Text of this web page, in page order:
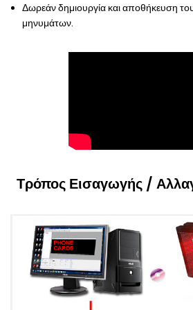
Δωρεάν δημιουργία και αποθήκευση
μηνυμάτων.
Τρόπος Εισαγωγής /